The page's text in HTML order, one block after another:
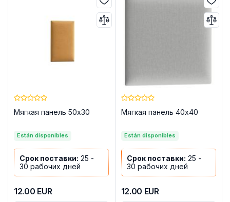
Мягкая панель 50x30
Están disponibles
Срок поставки: 25 -
30 рабочих дней
12.00 EUR
Мягкая панель 40x40
Están disponibles
Срок поставки: 25 -
30 рабочих дней
12.00 EUR